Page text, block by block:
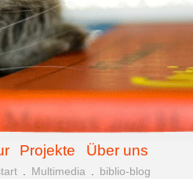
Projekte Über uns
Multimedia biblio-blog